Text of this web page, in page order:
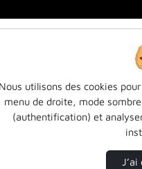
- lion-
ils des
Nous utilisons des cookies
menu de droite, mode
(authentification) et
J’ai